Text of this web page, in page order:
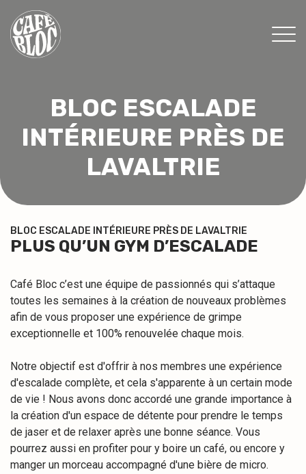
INFOS
ÉVÉNEMENTS & PROMOS
THÉRAPEUTES
CONSENTEMENT
EN
BLOC ESCALADE
INTÉRIEURE PRÈS DE
LAVALTRIE
BLOC ESCALADE INTÉRIEURE PRÈS DE LAVALTRIE
PLUS QU’UN GYM D’ESCALADE
Café Bloc c’est une équipe de passionnés qui s’attaque
toutes les semaines à la création de nouveaux problèmes
afin de vous proposer une expérience de grimpe
exceptionnelle et 100% renouvelée chaque mois.
Notre objectif est d'offrir à nos membres une expérience
d'escalade complète, et cela s'apparente à un certain mode
de vie ! Nous avons donc accordé une grande importance à
la création d'un espace de détente pour prendre le temps
de jaser et de relaxer après une bonne séance. Vous
pourrez aussi en profiter pour y boire un café, ou encore y
manger un morceau accompagné d'une bière de micro.